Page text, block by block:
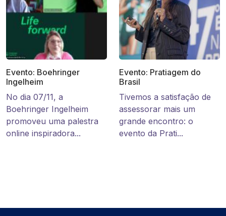
Evento: Boehringer
Ingelheim
No dia 07/11, a
Boehringer Ingelheim
promoveu uma palestra
online inspiradora...
Evento: Pratiagem do
Brasil
Tivemos a satisfação de
assessorar mais um
grande encontro: o
evento da Prati...